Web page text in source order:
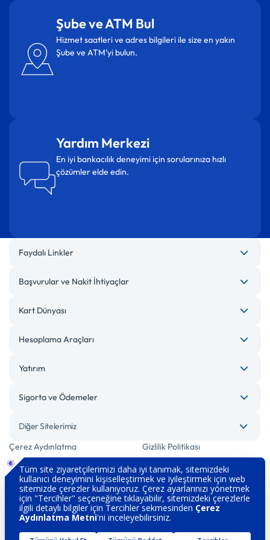
Şube ve ATM Bul
Hizmet saatleri ve adres bilgileri ile size en yakın
Şube ve ATM’yi bulun.
Yardım Merkezi
En iyi bankacılık deneyimi için sorularınıza hızlı
çözümler elde edin.
Faydalı Linkler
Başvurular ve Nakit İhtiyaçlar
Kart Dünyası
Hesaplama Araçları
Yatırım
Sigorta ve Ödemeler
Diğer Sitelerimiz
Çerez Aydınlatma
Gizlilik Politikası
Bilgi Toplumu Hizmetleri Engelsiz Bankacılık
Kişisel Verilerin Korunması Güvenlik
İletişim Hakkımızda
Sözleşme ve Formlar